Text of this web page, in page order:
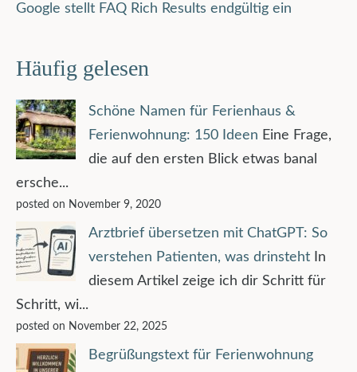
Google stellt FAQ Rich Results endgültig ein
Häufig gelesen
Schöne Namen für Ferienhaus &
Ferienwohnung: 150 Ideen Eine Frage,
die auf den ersten Blick etwas banal
ersche...
posted on November 9, 2020
Arztbrief übersetzen mit ChatGPT: So
verstehen Patienten, was drinsteht
In
diesem Artikel zeige ich dir Schritt für
Schritt, wi...
posted on November 22, 2025
Begrüßungstext für Ferienwohnung